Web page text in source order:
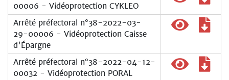
00006 - Vidéoprotection CYKLEO
Arrêté préfectoral n°38-2022-03-
29-00006 - Vidéoprotection Caisse
d'Épargne
Arrêté préfectoral n°38-2022-04-12-
00032 - Vidéoprotection PORAL